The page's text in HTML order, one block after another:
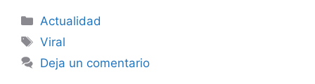
Categorías
Actualidad
Etiquetas
Viral
Deja un comentario